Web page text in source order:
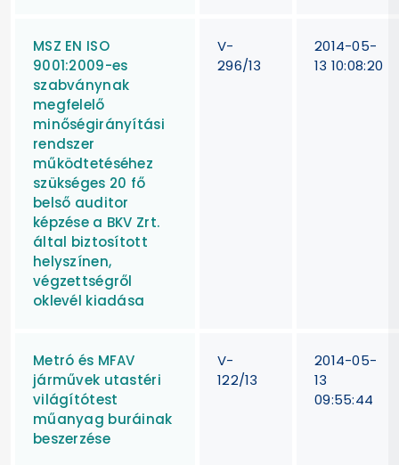
MSZ EN ISO
9001:2009-es
szabványnak
megfelelő
minőségirányítási
rendszer
működtetéséhez
szükséges 20 fő
belső auditor
képzése a BKV Zrt.
által biztosított
helyszínen,
végzettségről
oklevél kiadása
V-
296/13
2014-05-
13 10:08:20
Metró és MFAV
járművek utastéri
világítótest
műanyag buráinak
beszerzése
V-
122/13
2014-05-
13
09:55:44